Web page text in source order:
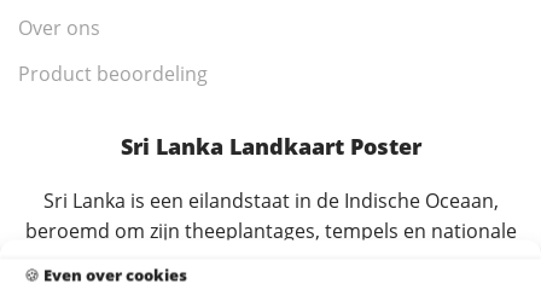
🍪 Even over cookies
Over ons
Product beoordeling
Sri Lanka Landkaart Poster
Sri Lanka is een eilandstaat in de Indische Oceaan,
beroemd om zijn theeplantages, tempels en nationale